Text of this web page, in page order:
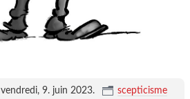
vendredi, 9. juin 2023.
scepticisme